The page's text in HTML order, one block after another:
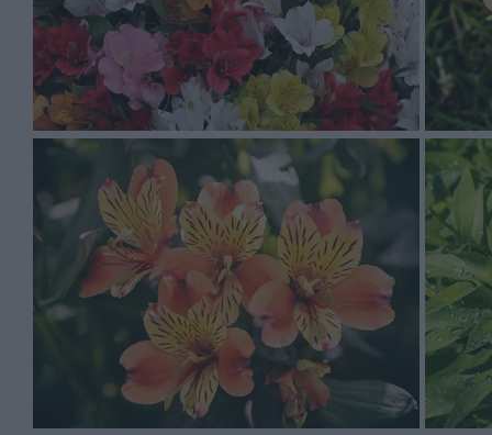
Krasnolica ma kwiaty w kolorach takich jak różowy,
i wrzesień. Liście rośliny są zielone i lancetowate
Lilia Inków to roślina, którą sadzimy w kwietniu , maju
umiarkowanie trudny. Idealny odczyn gleby to lekko
Najczęściej spotykane choroby dotykające tą roślinę
cyklicznego przycinania.